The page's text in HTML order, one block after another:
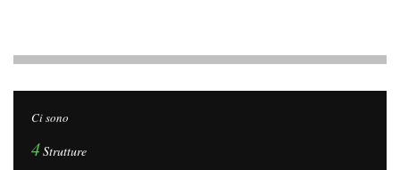
Ci sono
4Strutture